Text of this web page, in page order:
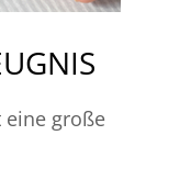
eine große